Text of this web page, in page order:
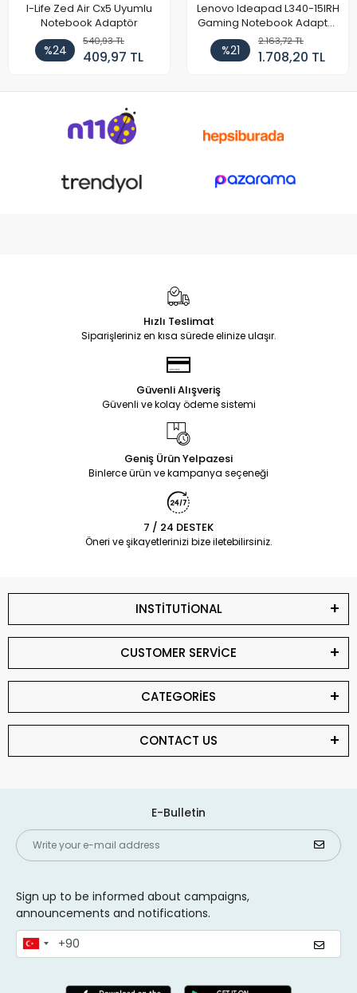
I-Life Zed Air Cx5 Uyumlu
Notebook Adaptör
%24
540,93 TL
409,97 TL
Lenovo Ideapad L340-15IRH
Gaming Notebook Adaptör
Cihazı Şarj Aleti (150W)
%21
2.163,72 TL
1.708,20 TL
Hızlı Teslimat
Siparişleriniz en kısa sürede elinize ulaşır.
Güvenli Alışveriş
Güvenli ve kolay ödeme sistemi
Geniş Ürün Yelpazesi
Binlerce ürün ve kampanya seçeneği
7 / 24 DESTEK
Öneri ve şikayetlerinizi bize iletebilirsiniz.
INSTİTUTİONAL
CUSTOMER SERVİCE
CATEGORİES
CONTACT US
E-Bulletin
Sign up to be informed about campaigns,
announcements and notifications.